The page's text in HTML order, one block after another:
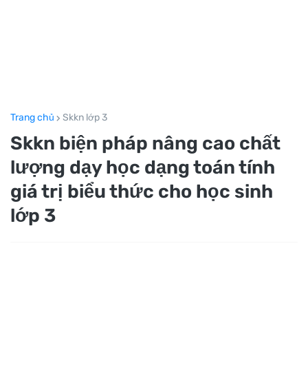
Trang chủ Skkn lớp 3
Skkn biện pháp nâng cao chất
lượng dạy học dạng toán tính
giá trị biểu thức cho học sinh
lớp 3